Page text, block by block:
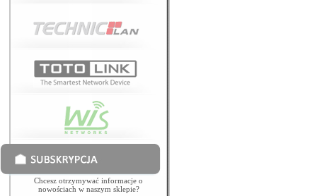
Chcesz otrzymywać informacje o
nowościach w naszym sklepie?